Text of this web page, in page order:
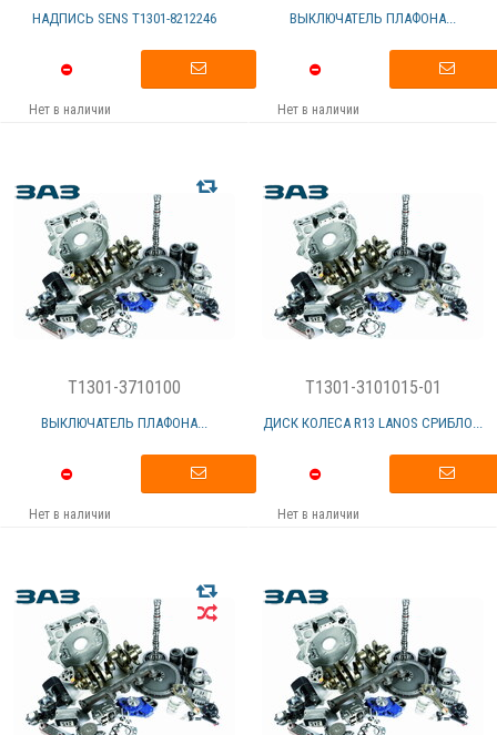
НАДПИСЬ SENS Т1301-8212246
Нет в наличии
ВЫКЛЮЧАТЕЛЬ ПЛАФОНА...
Нет в наличии
T1301-3710100
ВЫКЛЮЧАТЕЛЬ ПЛАФОНА...
Нет в наличии
T1301-3101015-01
ДИСК КОЛЕСА R13 LANOS СРИБЛО...
Нет в наличии